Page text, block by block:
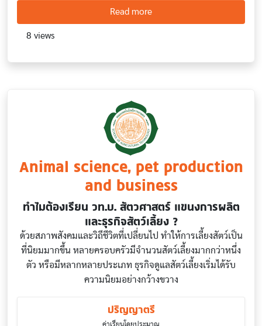
Read moreabout Animal Science,
8 views
Animal science, pet production
and business
ทำไมต้องเรียน วท.บ. สัตวศาสตร์ แขนงการผลิต
และธุรกิจสัตว์เลี้ยง ?
ด้วยสภาพสังคมและวิถีชีวิตที่เปลี่ยนไป ทําให้การเลี้ยงสัตว์เป็น
ที่นิยมมากขึ้น หลายครอบครัวมีจํานวนสัตว์เลี้ยงมากกว่าหนึ่ง
ตัว หรือมีหลากหลายประเภท ธุรกิจดูแลสัตว์เลี้ยงเริ่มได้รับ
ความนิยมอย่างกว้างขวาง
ปริญญาตรี
ค่าเรียนโดยประมาณ